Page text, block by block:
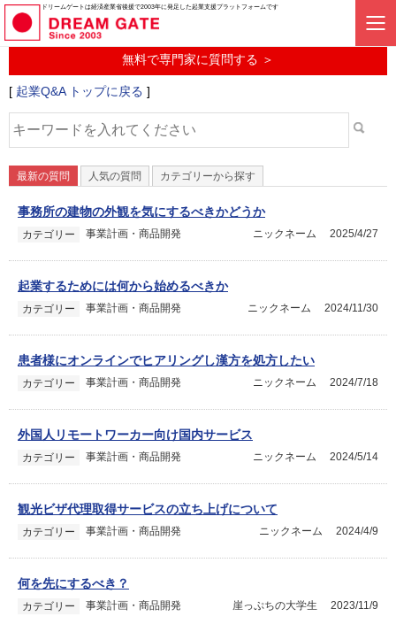
ドリームゲートは経済産業省後援で2003年に発足した起業支援プラットフォームです
起業に関するみんなの質問投稿サービス
起業Q&A
無料で専門家に質問する ＞
[ 起業Q&A トップに戻る ]
最新の質問 人気の質問 カテゴリーから探す
事務所の建物の外観を気にするべきかどうか
カテゴリー 事業計画・商品開発 2025/4/27
ニックネーム
起業するためには何から始めるべきか
カテゴリー 事業計画・商品開発 2024/11/30
ニックネーム
患者様にオンラインでヒアリングし漢方を処方したい
カテゴリー 事業計画・商品開発 2024/7/18
ニックネーム
外国人リモートワーカー向け国内サービス
カテゴリー 事業計画・商品開発 2024/5/14
ニックネーム
観光ビザ代理取得サービスの立ち上げについて
カテゴリー 事業計画・商品開発 2024/4/9
ニックネーム
何を先にするべき？
カテゴリー 事業計画・商品開発 2023/11/9
崖っぷちの大学生